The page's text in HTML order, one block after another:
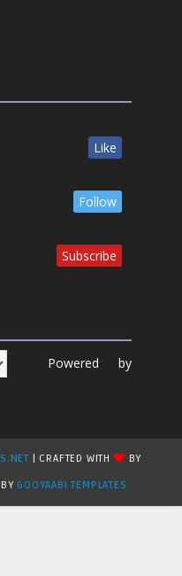
Like
Follow
Subscribe
Powered by
| CRAFTED WITH
BY
GOOYAABI TEMPLATES